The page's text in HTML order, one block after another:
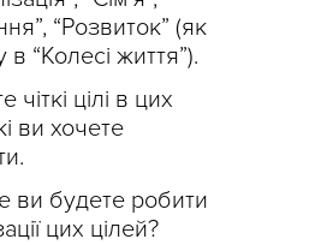
“Розвиток” (як
в “Колесі життя”).
чіткі цілі в цих
ви хочете
ви будете робити
цих цілей?